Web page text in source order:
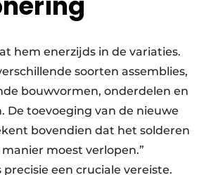
hem enerzijds in de variaties.
soorten assemblies,
bouwvormen, onderdelen en
De toevoeging van de nieuwe
bovendien dat het solderen
moest verlopen.”
precisie een cruciale vereiste.